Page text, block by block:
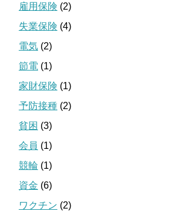
雇用保険 (2)
失業保険 (4)
電気 (2)
節電 (1)
家財保険 (1)
予防接種 (2)
貧困 (3)
会員 (1)
競輪 (1)
資金 (6)
ワクチン (2)